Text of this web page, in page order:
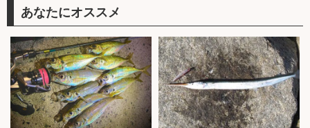
あなたにオススメ